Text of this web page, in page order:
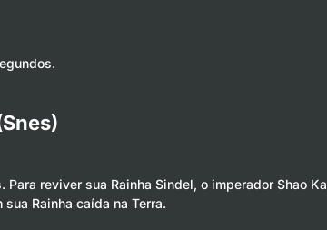
Para reviver sua Rainha Sindel, o imperador Shao
Rainha caída na Terra.